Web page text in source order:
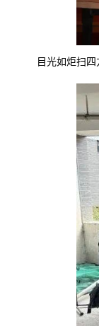
目光如炬扫